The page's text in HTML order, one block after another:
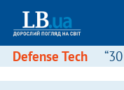
Defense Tech